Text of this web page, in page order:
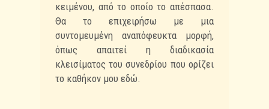
κειμένου, από το οποίο το απέσπασα.
Θα το επιχειρήσω με μια
συντομευμένη αναπόφευκτα μορφή,
όπως απαιτεί η διαδικασία
κλεισίματος του συνεδρίου που ορίζει
το καθήκον μου εδώ.